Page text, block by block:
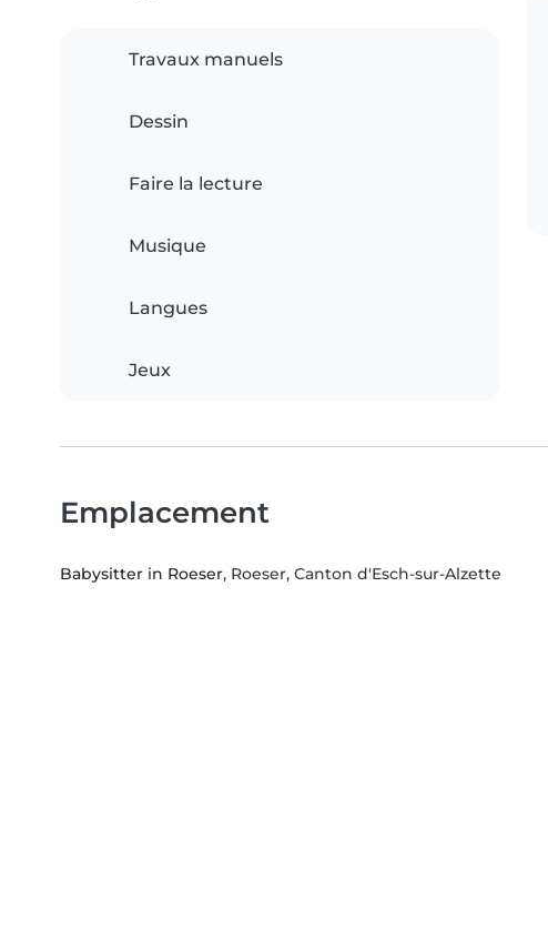
Travaux manuels
Dessin
Faire la lecture
Musique
Langues
Jeux
Emplacement
Babysitter in Roeser, Roeser, Canton d'Esch-sur-Alzette